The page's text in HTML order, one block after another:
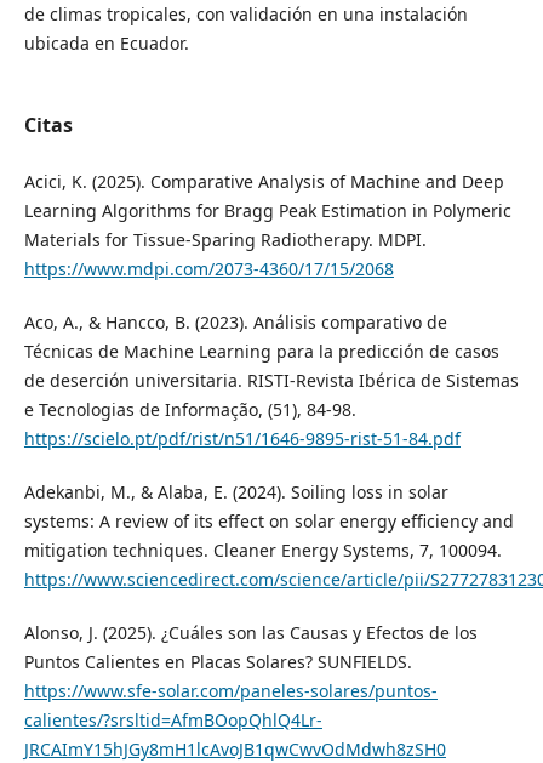
de climas tropicales, con validación en una instalación
ubicada en Ecuador.
Citas
Acici, K. (2025). Comparative Analysis of Machine and Deep
Learning Algorithms for Bragg Peak Estimation in Polymeric
Materials for Tissue-Sparing Radiotherapy. MDPI.
https://www.mdpi.com/2073-4360/17/15/2068
Aco, A., & Hancco, B. (2023). Análisis comparativo de
Técnicas de Machine Learning para la predicción de casos
de deserción universitaria. RISTI-Revista Ibérica de Sistemas
e Tecnologias de Informação, (51), 84-98.
https://scielo.pt/pdf/rist/n51/1646-9895-rist-51-84.pdf
Adekanbi, M., & Alaba, E. (2024). Soiling loss in solar
systems: A review of its effect on solar energy efficiency and
mitigation techniques. Cleaner Energy Systems, 7, 100094.
https://www.sciencedirect.com/science/article/pii/
Alonso, J. (2025). ¿Cuáles son las Causas y Efectos de los
Puntos Calientes en Placas Solares? SUNFIELDS.
https://www.sfe-solar.com/paneles-solares/puntos-
calientes/?srsltid=AfmBOopQhlQ4Lr-
JRCAImY15hJGy8mH1lcAvoJB1qwCwvOdMdwh8zSH0